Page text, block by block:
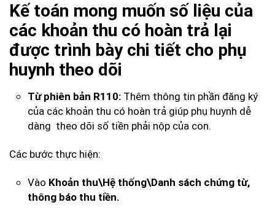
Kế toán mong muốn số liệu của
các khoản thu có hoàn trả lại
được trình bày chi tiết cho phụ
huynh theo dõi
Từ phiên bản R110: Thêm thông tin phần đăng ký
của các khoản thu có hoàn trả giúp phụ huynh dễ
dàng theo dõi số tiền phải nộp của con.
Các bước thực hiện:
Vào Khoản thu\Hệ thống\Danh sách chứng từ,
thông báo thu tiền.